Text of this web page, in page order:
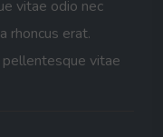
vitae odio nec
rhoncus erat.
vitae